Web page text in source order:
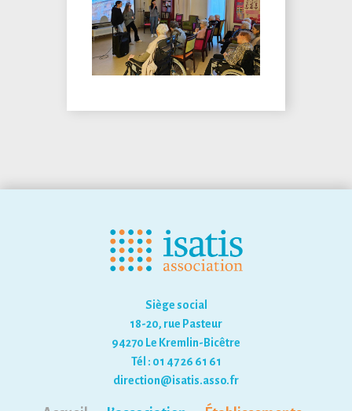
Siège social
18-20, rue Pasteur
94270 Le Kremlin-Bicêtre
Tél : 01 47 26 61 61
direction@isatis.asso.fr